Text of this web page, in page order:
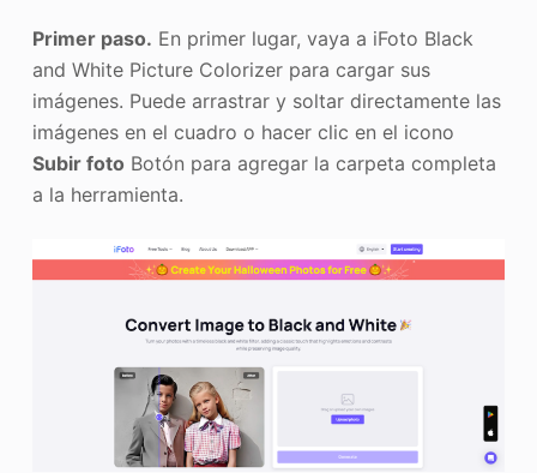
Primer paso. En primer lugar, vaya a iFoto Black
and White Picture Colorizer para cargar sus
imágenes. Puede arrastrar y soltar directamente las
imágenes en el cuadro o hacer clic en el icono
Subir foto Botón para agregar la carpeta completa
a la herramienta.